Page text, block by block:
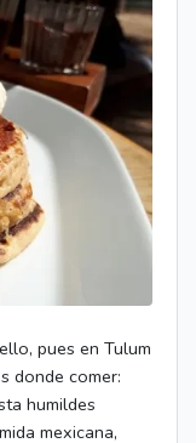
pues en Tulum
donde comer:
humildes
mexicana,